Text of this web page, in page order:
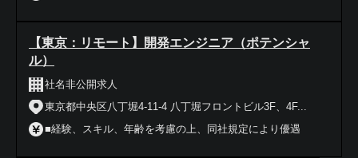
【東京：リモート】開発エンジニア（ポテンシャ
ル）
社名非公開求人
東京都中央区八丁堀4-11-4 八丁堀フロントビル3F、4F...
■経験、スキル、年齢を考慮の上、同社規定により優遇